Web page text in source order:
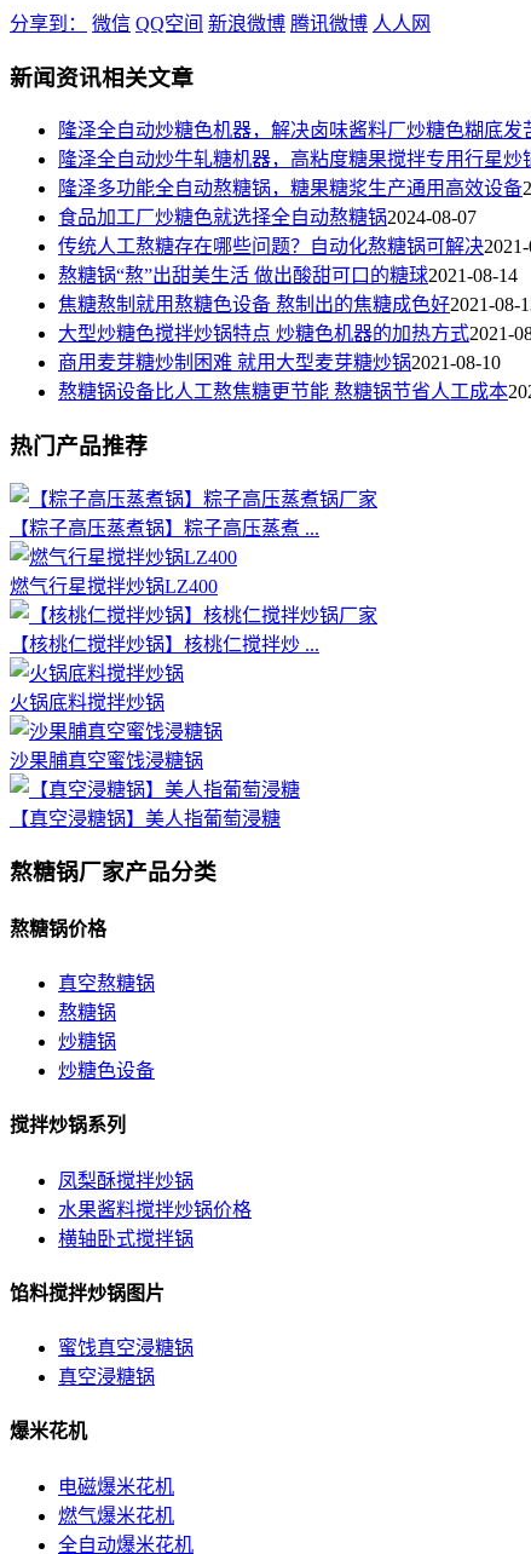
分享到： 微信 QQ空间 新浪微博 腾讯微博 人人网
新闻资讯相关文章
隆泽全自动炒糖色机器，解决卤味酱料厂炒糖色糊底发
隆泽全自动炒牛轧糖机器，高粘度糖果搅拌专用行星炒
隆泽多功能全自动熬糖锅，糖果糖浆生产通用高效设备
食品加工厂炒糖色就选择全自动熬糖锅2024-08-07
传统人工熬糖存在哪些问题？自动化熬糖锅可解决
熬糖锅“熬”出甜美生活 做出酸甜可口的糖球2021-08-14
焦糖熬制就用熬糖色设备 熬制出的焦糖成色好2021-08-
大型炒糖色搅拌炒锅特点 炒糖色机器的加热方式2021-
商用麦芽糖炒制困难 就用大型麦芽糖炒锅2021-08-10
熬糖锅设备比人工熬焦糖更节能 熬糖锅节省人工成本
热门产品推荐
【粽子高压蒸煮锅】粽子高压蒸煮 ...
燃气行星搅拌炒锅LZ400
【核桃仁搅拌炒锅】核桃仁搅拌炒 ...
火锅底料搅拌炒锅
沙果脯真空蜜饯浸糖锅
【真空浸糖锅】美人指葡萄浸糖
熬糖锅厂家产品分类
熬糖锅价格
真空熬糖锅
熬糖锅
炒糖锅
炒糖色设备
搅拌炒锅系列
凤梨酥搅拌炒锅
水果酱料搅拌炒锅价格
横轴卧式搅拌锅
馅料搅拌炒锅图片
蜜饯真空浸糖锅
真空浸糖锅
爆米花机
电磁爆米花机
燃气爆米花机
全自动爆米花机